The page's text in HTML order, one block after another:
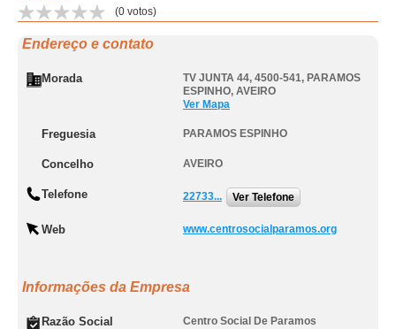
(0 votos)
Endereço e contato
Morada TV JUNTA 44, 4500-541, PARAMOS
ESPINHO, AVEIRO
Ver Mapa
Freguesia PARAMOS ESPINHO
Concelho AVEIRO
Telefone 22733... Ver Telefone
Web www.centrosocialparamos.org
Informações da Empresa
Razão Social Centro Social De Paramos